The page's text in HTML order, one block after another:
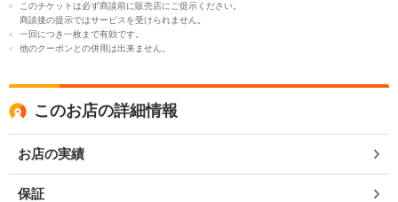
このチケットは必ず商談前に販売店にご提示ください。
商談後の提示ではサービスを受けられません。
一回につき一枚まで有効です。
他のクーポンとの併用は出来ません。
このお店の詳細情報
お店の実績
保証